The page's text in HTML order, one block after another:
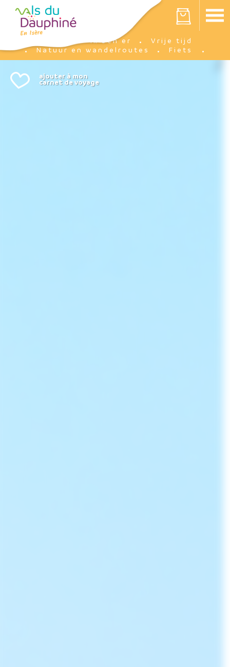
Votre panier est vide
Ik ben er
Vrije tijd
Natuur en wandelroutes
Fiets
Cookies beheer paneel